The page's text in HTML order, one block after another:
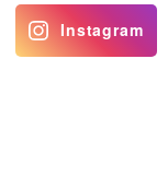
Instagram